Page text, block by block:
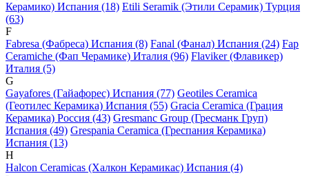
Керамико) Испания (18) Etili Seramik (Этили Серамик) Турция
(63)
F
Fabresa (Фабреса) Испания (8) Fanal (Фанал) Испания (24) Fap
Ceramiche (Фап Черамике) Италия (96) Flaviker (Флавикер)
Италия (5)
G
Gayafores (Гайафорес) Испания (77) Geotiles Ceramica
(Геотилес Керамика) Испания (55) Gracia Ceramica (Грация
Керамика) Россия (43) Gresmanc Group (Гресманк Груп)
Испания (49) Grespania Ceramica (Греспания Керамика)
Испания (13)
H
Halcon Ceramicas (Халкон Керамикас) Испания (4)